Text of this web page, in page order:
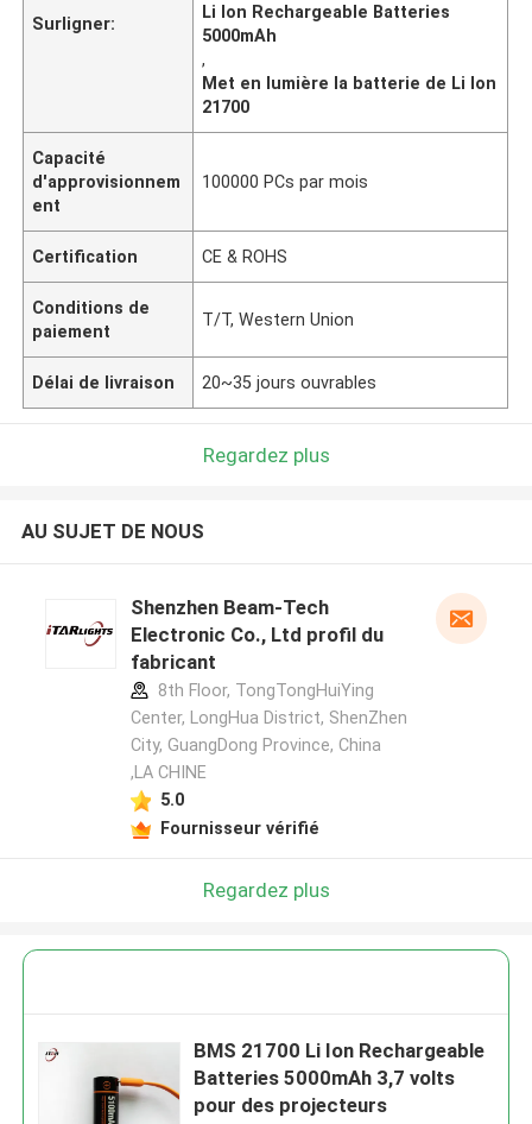
Surligner:
Li Ion Rechargeable Batteries
5000mAh
,
Met en lumière la batterie de Li Ion
21700
Capacité
d'approvisionnem
ent
100000 PCs par mois
Certification CE & ROHS
Conditions de
paiement
T/T, Western Union
Délai de livraison 20~35 jours ouvrables
Regardez plus
AU SUJET DE NOUS
Shenzhen Beam-Tech
Electronic Co., Ltd profil du
fabricant
8th Floor, TongTongHuiYing
Center, LongHua District, ShenZhen
City, GuangDong Province, China
,LA CHINE
5.0
Fournisseur vérifié
Regardez plus
BMS 21700 Li Ion Rechargeable
Batteries 5000mAh 3,7 volts
pour des projecteurs